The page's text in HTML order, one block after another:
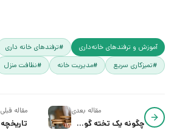
آموزش و ترفند‌های خانه‌داری #ترفندهای خانه داری
#تمیزکاری سریع
#مدیریت خانه #نظافت منزل
مقاله قبلی مقاله بعدی
چگونه یک تخته گوشت عالی انتخاب کنیم؟